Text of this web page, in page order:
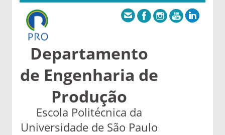
Departamento
de Engenharia de
Produção
Escola Politécnica da
Universidade de São Paulo